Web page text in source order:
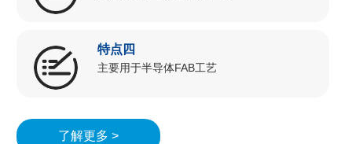
特点四
主要用于半导体FAB工艺
了解更多 >